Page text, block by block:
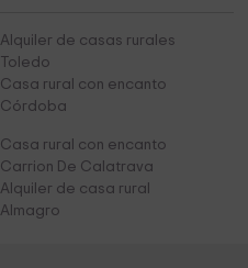
Alquiler de casas rurales
Toledo
Casa rural con encanto
Córdoba
Casa rural con encanto
Carrion De Calatrava
Alquiler de casa rural
Almagro